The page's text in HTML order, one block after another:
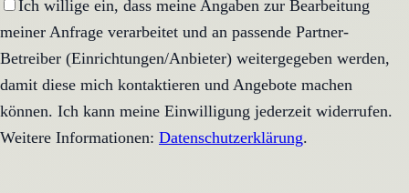
Ich willige ein, dass meine Angaben zur Bearbeitung
meiner Anfrage verarbeitet und an passende Partner-
Betreiber (Einrichtungen/Anbieter) weitergegeben werden,
damit diese mich kontaktieren und Angebote machen
können. Ich kann meine Einwilligung jederzeit widerrufen.
Weitere Informationen: Datenschutzerklärung.